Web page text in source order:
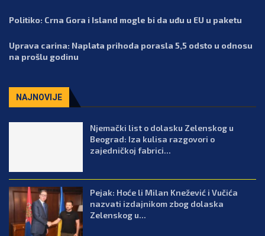
Politiko: Crna Gora i Island mogle bi da uđu u EU u paketu
Uprava carina: Naplata prihoda porasla 5,5 odsto u odnosu
na prošlu godinu
NAJNOVIJE
Njemački list o dolasku Zelenskog u
Beograd: Iza kulisa razgovori o
zajedničkoj fabrici...
Pejak: Hoće li Milan Knežević i Vučića
nazvati izdajnikom zbog dolaska
Zelenskog u...